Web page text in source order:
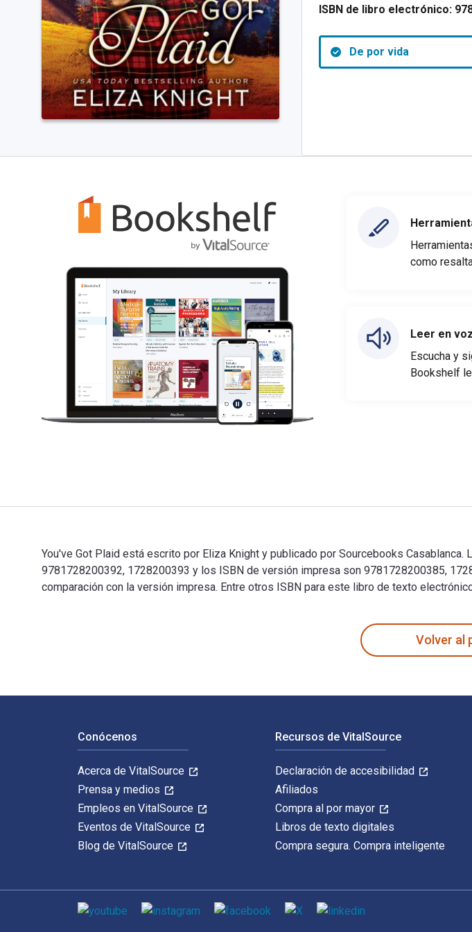
ISBN de libro electrónico:
De por vida
como
Leer en
Escucha y
Bookshelf
You've Got Plaid está escrito por Eliza Knight y publicado por Sourcebooks
9781728200392, 1728200393 y los ISBN de versión impresa son 9781728200385,
comparación con la versión impresa. Entre otros ISBN para este libro de texto
Volver al
Conócenos
Acerca de VitalSource
Prensa y medios
Empleos en VitalSource
Eventos de VitalSource
Blog de VitalSource
Recursos de VitalSource
Declaración de accesibilidad
Afiliados
Compra al por mayor
Libros de texto digitales
Compra segura. Compra inteligente
Medios de comunicación social